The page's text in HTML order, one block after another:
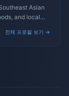
Asian
and local
전체 프로필 보기 →